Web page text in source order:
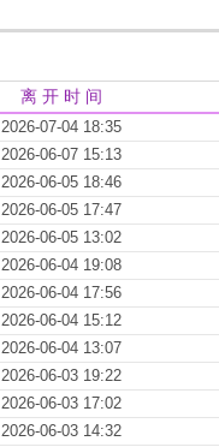
离 开 时 间
2026-07-04 18:35
2026-06-07 15:13
2026-06-05 18:46
2026-06-05 17:47
2026-06-05 13:02
2026-06-04 19:08
2026-06-04 17:56
2026-06-04 15:12
2026-06-04 13:07
2026-06-03 19:22
2026-06-03 17:02
2026-06-03 14:32